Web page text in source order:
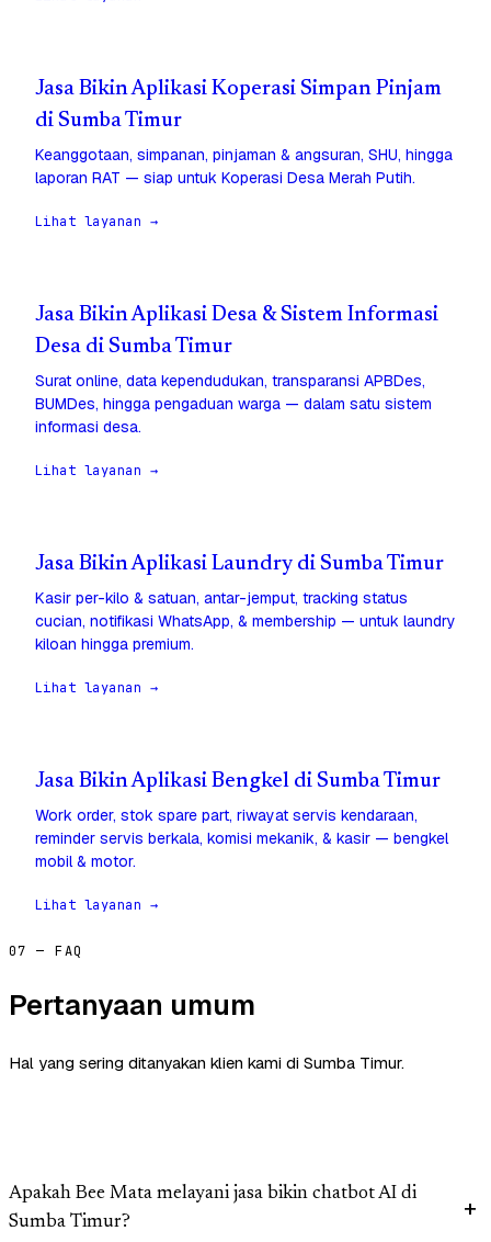
Jasa Bikin Aplikasi Koperasi Simpan Pinjam
di Sumba Timur
Keanggotaan, simpanan, pinjaman & angsuran, SHU, hingga
laporan RAT — siap untuk Koperasi Desa Merah Putih.
Lihat layanan →
Jasa Bikin Aplikasi Desa & Sistem Informasi
Desa di Sumba Timur
Surat online, data kependudukan, transparansi APBDes,
BUMDes, hingga pengaduan warga — dalam satu sistem
informasi desa.
Lihat layanan →
Jasa Bikin Aplikasi Laundry di Sumba Timur
Kasir per-kilo & satuan, antar-jemput, tracking status
cucian, notifikasi WhatsApp, & membership — untuk laundry
kiloan hingga premium.
Lihat layanan →
Jasa Bikin Aplikasi Bengkel di Sumba Timur
Work order, stok spare part, riwayat servis kendaraan,
reminder servis berkala, komisi mekanik, & kasir — bengkel
mobil & motor.
Lihat layanan →
07 — FAQ
Pertanyaan umum
Hal yang sering ditanyakan klien kami di Sumba Timur.
Apakah Bee Mata melayani jasa bikin chatbot AI di
Sumba Timur?